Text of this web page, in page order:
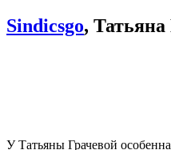
Sindicsgo, Татьяна
У Татьяны Грачевой